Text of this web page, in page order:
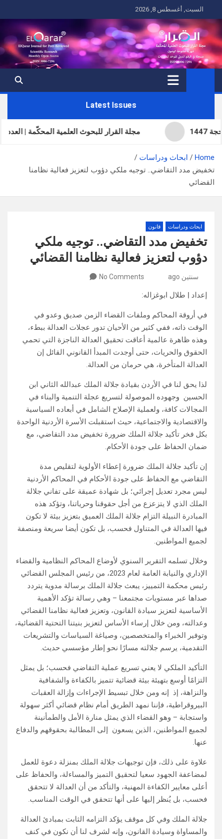
to
content
السبت, أغسطس 8, 2026
Latest Issues
مجلة القرار للبحوث العلمية المحكّمة | العدد الحادي
Home
ابحاث ودراسات
تخفيض مدد التقاضي.. توجيه ملكي دؤوب لتعزيز فعالية نظامنا
القضائي
ابحاث ودراسات قانون
تخفيض مدد التقاضي.. توجيه ملكي
دؤوب لتعزيز فعالية نظامنا القضائي
سنتين ago No Comments
إعداد | طلال ابوغزاله:
في أروقة المحاكم وملفات القضاء الزمن صديق وعدو في
الوقت ذاته، ففي كثير من الأحيان تدور عجلات العدالة ببطء،
وهذه ظاهرة عالمية أعاقت تحقيق العدالة الناجزة التي تحمي
الحقوق والحريات، حتى أوجدت المبدأ القانوني القائل إن
العدالة المتأخرة، هي حرمان من العدالة.
لذا يحق لنا في الأردن بقيادة جلالة الملك عبدالله الثاني ابن
الحسين وجهوده الموصولة لتسريع عجلة التنمية والبناء في
المجالات كافة، ولعملية الإصلاح الشامل في أبعاده السياسية
والاقتصادية والاجتماعية، حيث استقبلت الأسرة الأردنية الواحدة
بكل فخر تأكيد جلالة الملك ضرورة تخفيض مدد التقاضي، مع
ضمان الحفاظ على جودة الأحكام.
إن تأكيد جلالة الملك ضرورة إعطاء الأولوية لتقليص مدة
التقاضي مع الحفاظ على جودة الأحكام في المحاكم الأردنية
ليس مجرد تعديل إجرائي؛ بل شهادة عميقة على تفاني جلالة
الملك الذي لا يتزعزع من أجل حقوقنا وحرياتنا، وتؤكد هذه
المبادرة النبيلة التزام جلالة الملك العميق بتعزيز بيئة لا تكون
فيها العدالة في المتناول فحسب، بل تكون أيضا سريعة ومنصفة
لجميع المواطنين.
وخلال تسلمه التقرير السنوي لأوضاع المحاكم النظامية والقضاء
الإداري والنيابة العامة لعام 2023، من رئيس المجلس القضائي
رئيس محكمة التمييز، يبعث جلالة الملك برسالة مدوية يتردد
صداها عبر مستويات مجتمعنا – وهي رسالة تؤكد الأهمية
الأساسية لتعزيز سيادة القانون، وتعزيز فعالية نظامنا القضائي
وعدالته، ومن خلال إرساء الأساس لتعزيز بنيتنا التحتية القضائية،
وتوفير الخبراء والمتخصصين، وصياغة السياسات والتشريعات
التقدمية، يرسم جلالته مسارًا نحو إطار مؤسسي حديث.
التأكيد الملكي لا يعني تسريع عملية التقاضي فحسب؛ بل يمثل
التزامًا أوسع بتهيئة بيئة قضائية تتميز بالكفاءة والشفافية
والنزاهة، إذ إنه ومن خلال تبسيط الإجراءات وإزالة العقبات
البيروقراطية، فإننا نمهد الطريق أمام نظام قضائي أكثر سهولة
واستجابة – وهو القضاء الذي يمثل منارة الأمل والطمأنينة
لجميع المواطنين، الذين يسعون إلى المطالبة بحقوقهم والدفاع
عنها.
علاوة على ذلك، فإن توجيهات جلالة الملك بمنزلة دعوة للعمل
لمضاعفة الجهود سعيا لتحقيق التميز والمساءلة، والحفاظ على
أعلى معايير الكفاءة المهنية، والتأكد من أن العدالة لا تتحقق
فحسب، بل يُنظر إليها على أنها تتحقق في الوقت المناسب.
جلالة الملك وفي كل موقف يؤكد التزامه الثابت بمبادئ العدالة
والمساواة وسيادة القانون، وإنه لشرف لنا أن نكون في كنف